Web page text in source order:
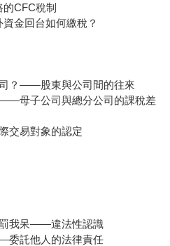
CFC稅制
金回台如何繳稅？
？——股東與公司間的往來
母子公司與總分公司的課稅差
易對象的認定
我呆——違法性認識
託他人的法律責任